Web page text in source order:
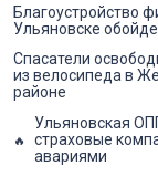
Благоустройство
Ульяновске
Спасатели
из велосипеда в
районе
Ульяновская
страховые
авариями